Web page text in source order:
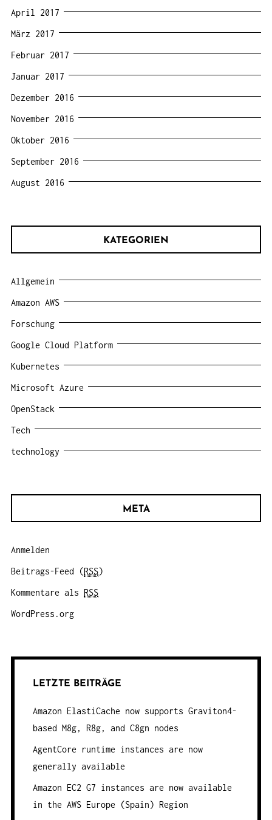
April 2017
März 2017
Februar 2017
Januar 2017
Dezember 2016
November 2016
Oktober 2016
September 2016
August 2016
KATEGORIEN
Allgemein
Amazon AWS
Forschung
Google Cloud Platform
Kubernetes
Microsoft Azure
OpenStack
Tech
technology
META
Anmelden
Beitrags-Feed (RSS)
Kommentare als RSS
WordPress.org
LETZTE BEITRÄGE
Amazon ElastiCache now supports Graviton4-
based M8g, R8g, and C8gn nodes
AgentCore runtime instances are now
generally available
Amazon EC2 G7 instances are now available
in the AWS Europe (Spain) Region